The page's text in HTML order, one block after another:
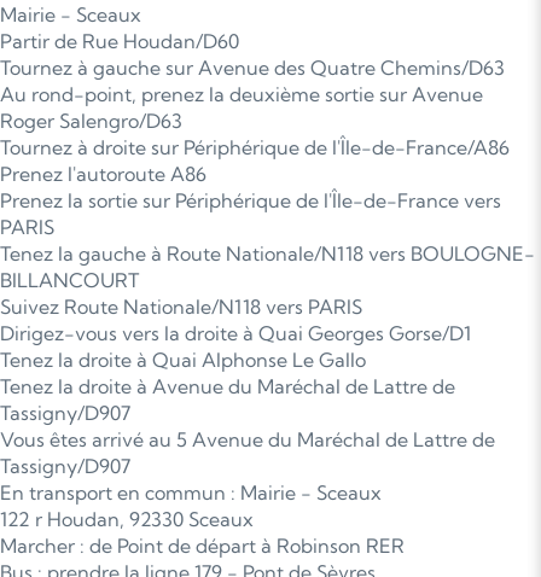
Mairie - Sceaux
Partir de Rue Houdan/D60
Tournez à gauche sur Avenue des Quatre Chemins/D63
Au rond-point, prenez la deuxième sortie sur Avenue
Roger Salengro/D63
Tournez à droite sur Périphérique de l'Île-de-France/A86
Prenez l'autoroute A86
Prenez la sortie sur Périphérique de l'Île-de-France vers
PARIS
Tenez la gauche à Route Nationale/N118 vers BOULOGNE-
BILLANCOURT
Suivez Route Nationale/N118 vers PARIS
Dirigez-vous vers la droite à Quai Georges Gorse/D1
Tenez la droite à Quai Alphonse Le Gallo
Tenez la droite à Avenue du Maréchal de Lattre de
Tassigny/D907
Vous êtes arrivé au 5 Avenue du Maréchal de Lattre de
Tassigny/D907
En transport en commun : Mairie - Sceaux
122 r Houdan, 92330 Sceaux
Marcher : de Point de départ à Robinson RER
Bus : prendre la ligne 179 - Pont de Sèvres